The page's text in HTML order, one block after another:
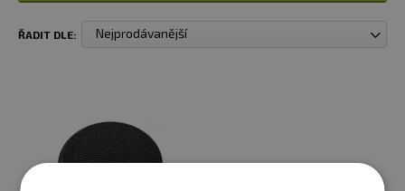
ŘADIT DLE: Nejprodávanější